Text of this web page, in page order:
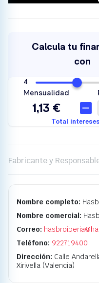
Fabricante y
Nombre completo:
Nombre comercial:
Correo:
Teléfono: 922719400
Dirección: Calle
Xirivella (Valencia)